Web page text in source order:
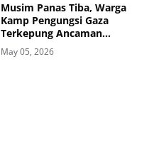
Musim Panas Tiba, Warga
Kamp Pengungsi Gaza
Terkepung Ancaman
Penyakit Kulit
May 05, 2026